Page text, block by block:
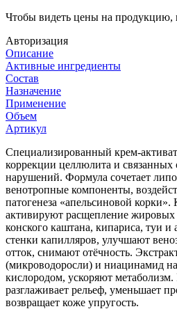
Чтобы видеть цены на продукцию,
Авторизация
Описание
Активные ингредиенты
Состав
Назначение
Применение
Объем
Артикул
Специализированный крем-
коррекции целлюлита и связанных
нарушений. Формула сочетает
венотропные компоненты,
патогенеза «апельсиновой
активируют расщепление жировых
конского каштана, кипариса, туи
стенки капилляров, улучшают
отток, снимают отёчность.
(микроводоросли) и ниацинамид
кислородом, ускоряют
разглаживает рельеф, уменьшает
возвращает коже упругость.